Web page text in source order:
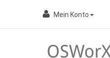
Mein Konto